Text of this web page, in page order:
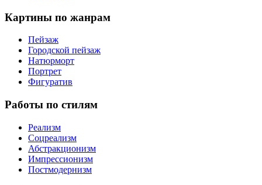
Картины по жанрам
Пейзаж
Городской пейзаж
Натюрморт
Портрет
Фигуратив
Работы по стилям
Реализм
Соцреализм
Абстракционизм
Импрессионизм
Постмодернизм